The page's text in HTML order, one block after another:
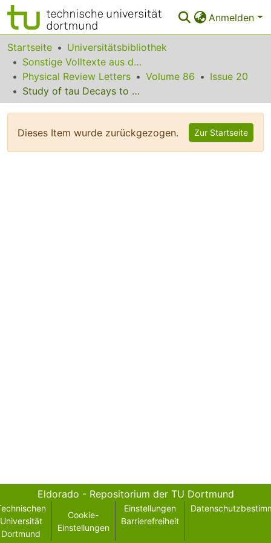
Anmelden
Bereiche & Sammlungen
Das gesamte Repositorium
Statistiken
Startseite
Universitätsbibliothek
Sonstige Volltexte aus dem Bibliotheksangebot
Physical Review Letters
Volume 86
Issue 20
Study of tau Decays to Six Pions and a Neutrino
Dieses Item wurde zurückgezogen. Zur Startseite
Eldorado - Repositorium der TU Dortmund
Universität
Dortmund
Cookie-
Einstellungen
Einstellungen
Barrierefreiheit